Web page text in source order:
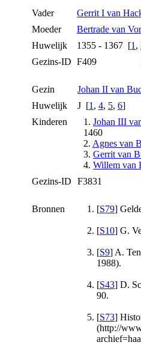
Vader Gerrit I van
Moeder
Bertrade van
Huwelijk
1355 - 1367 [1,
Gezins-ID F409
Gezin Johan II van
Huwelijk
J [1, 4, 5, 6]
Kinderen
1. Johan III
1460
2. Agnes van
3. Gerrit van
4. Willem van
Gezins-ID
F3831
Bronnen [S79]
[S10] G.
[S9] A.
1988).
[S43] D.
90.
[S73]
(http://